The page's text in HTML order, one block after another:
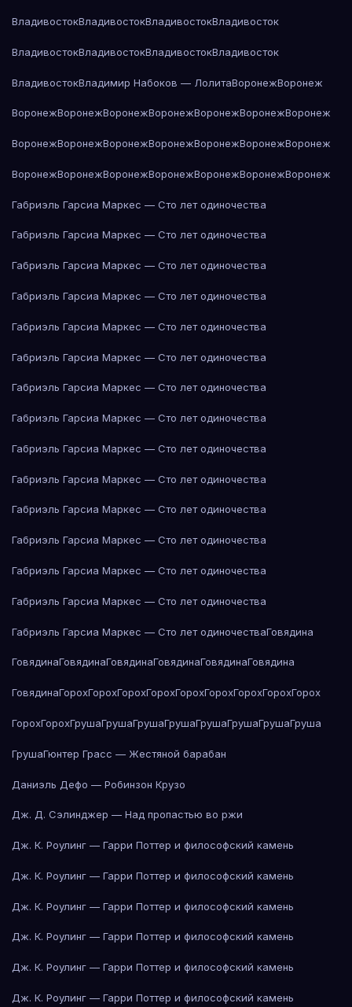
ВладивостокВладивостокВладивостокВладивосток
ВладивостокВладивостокВладивостокВладивосток
ВладивостокВладимир Набоков — ЛолитаВоронежВоронеж
ВоронежВоронежВоронежВоронежВоронежВоронежВоронеж
ВоронежВоронежВоронежВоронежВоронежВоронежВоронеж
ВоронежВоронежВоронежВоронежВоронежВоронежВоронеж
Габриэль Гарсиа Маркес — Сто лет одиночества
Габриэль Гарсиа Маркес — Сто лет одиночества
Габриэль Гарсиа Маркес — Сто лет одиночества
Габриэль Гарсиа Маркес — Сто лет одиночества
Габриэль Гарсиа Маркес — Сто лет одиночества
Габриэль Гарсиа Маркес — Сто лет одиночества
Габриэль Гарсиа Маркес — Сто лет одиночества
Габриэль Гарсиа Маркес — Сто лет одиночества
Габриэль Гарсиа Маркес — Сто лет одиночества
Габриэль Гарсиа Маркес — Сто лет одиночества
Габриэль Гарсиа Маркес — Сто лет одиночества
Габриэль Гарсиа Маркес — Сто лет одиночества
Габриэль Гарсиа Маркес — Сто лет одиночества
Габриэль Гарсиа Маркес — Сто лет одиночества
Габриэль Гарсиа Маркес — Сто лет одиночестваГовядина
ГовядинаГовядинаГовядинаГовядинаГовядинаГовядина
ГовядинаГорохГорохГорохГорохГорохГорохГорохГорохГорох
ГорохГорохГрушаГрушаГрушаГрушаГрушаГрушаГрушаГруша
ГрушаГюнтер Грасс — Жестяной барабан
Даниэль Дефо — Робинзон Крузо
Дж. Д. Сэлинджер — Над пропастью во ржи
Дж. К. Роулинг — Гарри Поттер и философский камень
Дж. К. Роулинг — Гарри Поттер и философский камень
Дж. К. Роулинг — Гарри Поттер и философский камень
Дж. К. Роулинг — Гарри Поттер и философский камень
Дж. К. Роулинг — Гарри Поттер и философский камень
Дж. К. Роулинг — Гарри Поттер и философский камень